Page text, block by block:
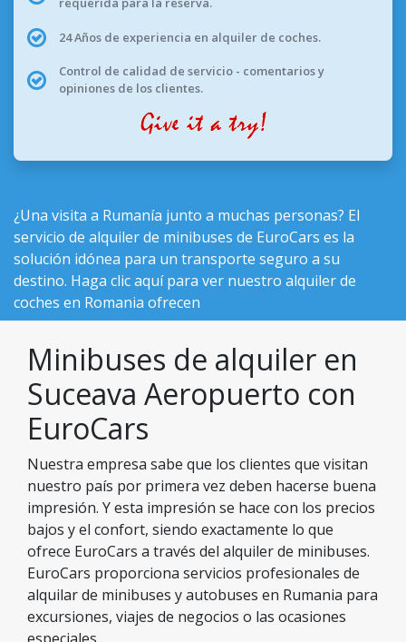
24 Años de experiencia en alquiler de coches.
Control de calidad de servicio - comentarios y
opiniones de los clientes.
¿Una visita a Rumanía junto a muchas personas? El
servicio de alquiler de minibuses de EuroCars es la
solución idónea para un transporte seguro a su
destino. Haga clic aquí para ver nuestro alquiler de
coches en Romania ofrecen
Minibuses de alquiler en
Suceava Aeropuerto con
EuroCars
Nuestra empresa sabe que los clientes que visitan
nuestro país por primera vez deben hacerse buena
impresión. Y esta impresión se hace con los precios
bajos y el confort, siendo exactamente lo que
ofrece EuroCars a través del alquiler de minibuses.
EuroCars proporciona servicios profesionales de
alquilar de minibuses y autobuses en Rumania para
excursiones, viajes de negocios o las ocasiones